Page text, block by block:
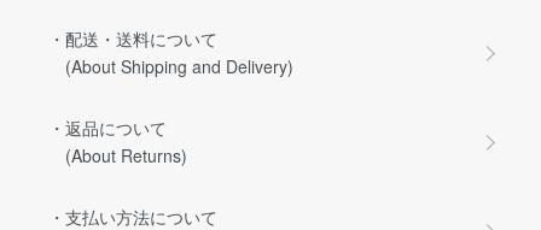
・配送・送料について
(About Shipping and Delivery)
・返品について
(About Returns)
・支払い方法について